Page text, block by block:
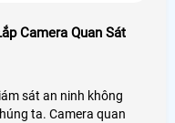
Camera Quan Sát
sát an ninh không
ta. Camera quan